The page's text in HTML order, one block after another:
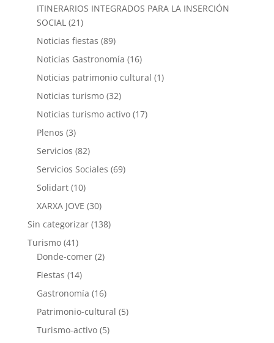
ITINERARIOS INTEGRADOS PARA LA INSERCIÓN
SOCIAL(21)
Noticias fiestas (89)
Noticias Gastronomía (16)
Noticias patrimonio cultural (1)
Noticias turismo(32)
Noticias turismo activo(17)
Plenos (3)
Servicios (82)
Servicios Sociales (69)
Solidart(10)
XARXA JOVE (30)
Sin categorizar(138)
Turismo(41)
Donde-comer(2)
Fiestas (14)
Gastronomía (16)
Patrimonio-cultural (5)
Turismo-activo(5)